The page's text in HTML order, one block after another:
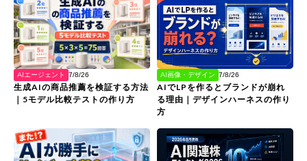
AIエージェント 7/8/26
生成AIの商品推薦を検証する方法
｜5モデル比較テストの作り方
AI画像・デザイン 7/8/26
AIでLPを作るとブランドが崩れ
る理由｜デザインハーネスの作り
方